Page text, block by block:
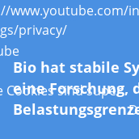
Bio hat stabile
eine Forschung,
www.youtube.com/
privacy/
Cookies sind super